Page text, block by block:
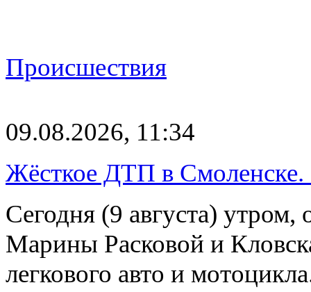
Происшествия
09.08.2026, 11:34
Жёсткое ДТП в Смоленске.
Сегодня (9 августа) утром,
Марины Расковой и
легкового авто и